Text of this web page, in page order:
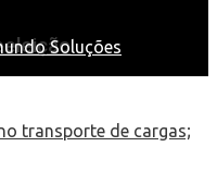
Soluções